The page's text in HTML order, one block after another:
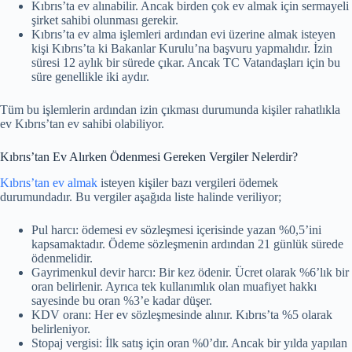
Kıbrıs’ta ev alınabilir. Ancak birden çok ev almak için sermayeli
şirket sahibi olunması gerekir.
Kıbrıs’ta ev alma işlemleri ardından evi üzerine almak isteyen
kişi Kıbrıs’ta ki Bakanlar Kurulu’na başvuru yapmalıdır. İzin
süresi 12 aylık bir sürede çıkar. Ancak TC Vatandaşları için bu
süre genellikle iki aydır.
Tüm bu işlemlerin ardından izin çıkması durumunda kişiler rahatlıkla
ev Kıbrıs’tan ev sahibi olabiliyor.
Kıbrıs’tan Ev Alırken Ödenmesi Gereken Vergiler Nelerdir?
Kıbrıs’tan ev almak isteyen kişiler bazı vergileri ödemek
durumundadır. Bu vergiler aşağıda liste halinde veriliyor;
Pul harcı: ödemesi ev sözleşmesi içerisinde yazan %0,5’ini
kapsamaktadır. Ödeme sözleşmenin ardından 21 günlük sürede
ödenmelidir.
Gayrimenkul devir harcı: Bir kez ödenir. Ücret olarak %6’lık bir
oran belirlenir. Ayrıca tek kullanımlık olan muafiyet hakkı
sayesinde bu oran %3’e kadar düşer.
KDV oranı: Her ev sözleşmesinde alınır. Kıbrıs’ta %5 olarak
belirleniyor.
Stopaj vergisi: İlk satış için oran %0’dır. Ancak bir yılda yapılan